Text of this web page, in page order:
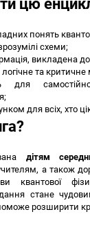
понять
схеми;
викладена
та
для
для всіх, хто
дітям
а також
квантової
стане
розширити